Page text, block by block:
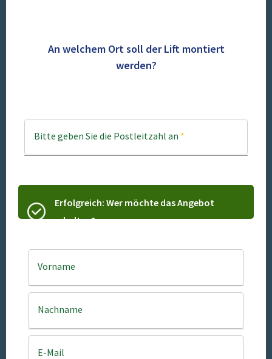
An welchem Ort soll der Lift montiert
werden?
Bitte geben Sie die Postleitzahl an *
Erfolgreich: Wer möchte das Angebot
erhalten?
Vorname
Nachname
E-Mail